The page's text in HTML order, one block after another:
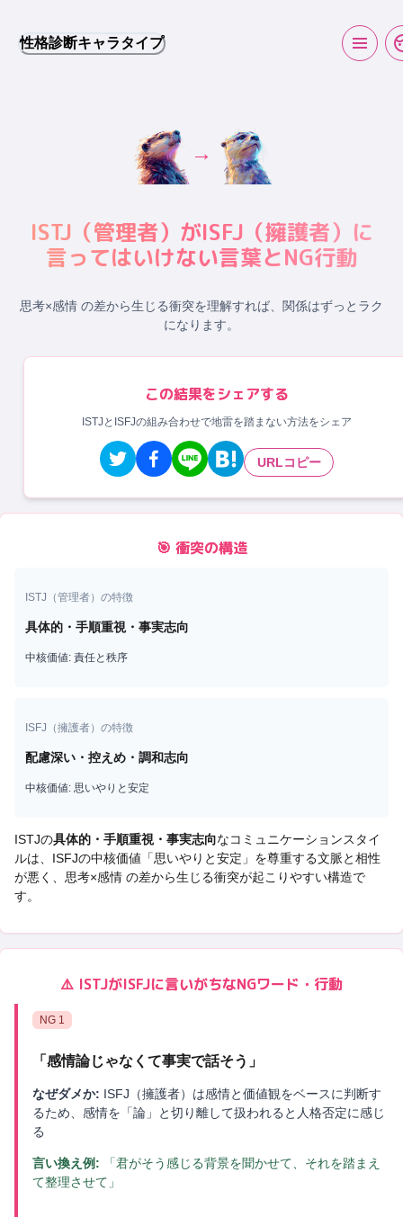
性格診断キャラタイプ
→
ISTJ （管理者）がISFJ （擁護者）に
言ってはいけない言葉とNG行動
思考×感情 の差から生じる衝突を理解すれば、関係はずっとラク
になります。
この結果をシェアする
ISTJとISFJの組み合わせで地雷を踏まない方法をシェア
URLコピー
🎯 衝突の構造
ISTJ （管理者）の特徴
具体的・手順重視・事実志向
中核価値: 責任と秩序
ISFJ （擁護者）の特徴
配慮深い・控えめ・調和志向
中核価値: 思いやりと安定
ISTJの具体的・手順重視・事実志向なコミュニケーションスタイ
ルは、 ISFJの中核価値「思いやりと安定 」を尊重する文脈と相性
が悪く、 思考×感情 の差から生じる衝突が起こりやすい構造で
す。
⚠️ ISTJがISFJに言いがちなNGワード・行動
NG 1
「 感情論じゃなくて事実で話そう 」
なぜダメか: ISFJ（擁護者）は感情と価値観をベースに判断す
るため、感情を「論」と切り離して扱われると人格否定に感じ
る
言い換え例:
「君がそう感じる背景を聞かせて、それを踏まえ
て整理させて」